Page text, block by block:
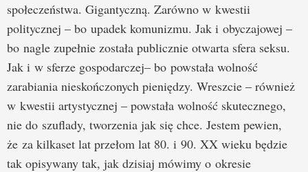
społeczeństwa. Gigantyczną. Zarówno w kwestii
politycznej – bo upadek komunizmu. Jak i obyczajowej –
bo nagle zupełnie została publicznie otwarta sfera seksu.
Jak i w sferze gospodarczej– bo powstała wolność
zarabiania nieskończonych pieniędzy. Wreszcie – również
w kwestii artystycznej – powstała wolność skutecznego,
nie do szuflady, tworzenia jak się chce. Jestem pewien,
że za kilkaset lat przełom lat 80. i 90. XX wieku będzie
tak opisywany tak, jak dzisiaj mówimy o okresie